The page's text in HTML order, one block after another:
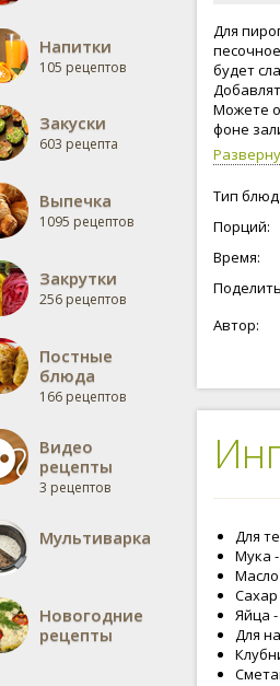
Напитки
105 рецептов
Закуски
603 рецепта
Выпечка
1095 рецептов
Закрутки
256 рецептов
Постные
блюда
166 рецептов
Видео
рецепты
3 рецептов
Мультиварка
Новогодние
рецепты
Для
будет
Можете
фоне
вкусный.
Тип
Порций:
Время:
Автор:
Для
Мука
Масло
Сахар
Яйца
Для